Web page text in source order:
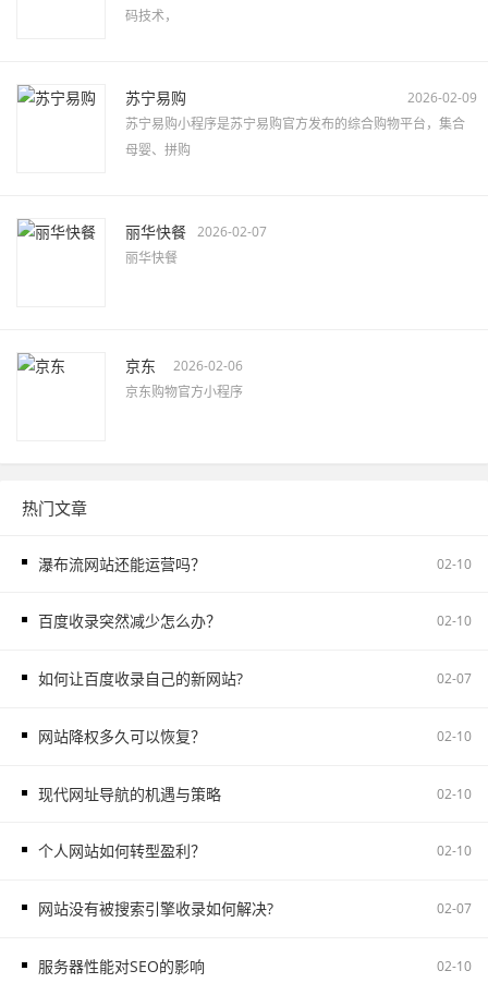
码技术，
苏宁易购
2026-02-09
苏宁易购小程序是苏宁易购官方发布的综合购物平台，集合
母婴、拼购
丽华快餐 2026-02-07
丽华快餐
京东
2026-02-06
京东购物官方小程序
热门文章
瀑布流网站还能运营吗？ 02-10
百度收录突然减少怎么办？ 02-10
如何让百度收录自己的新网站? 02-07
网站降权多久可以恢复？ 02-10
现代网址导航的机遇与策略 02-10
个人网站如何转型盈利？ 02-10
网站没有被搜索引擎收录如何解决? 02-07
服务器性能对SEO的影响 02-10